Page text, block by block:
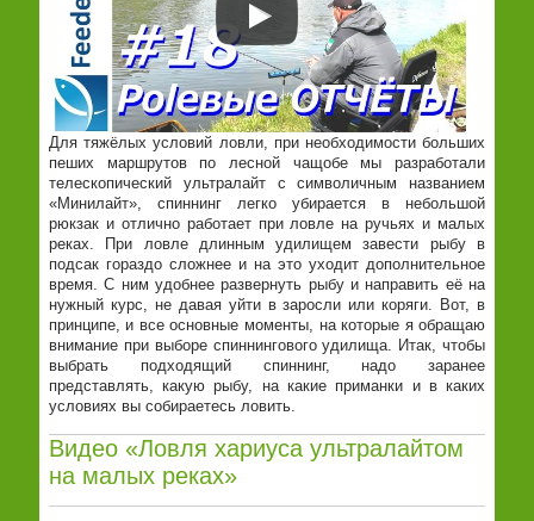
Для тяжёлых условий ловли, при необходимости больших
пеших маршрутов по лесной чащобе мы разработали
телескопический ультралайт с символичным названием
«Минилайт», спиннинг легко убирается в небольшой
рюкзак и отлично работает при ловле на ручьях и малых
реках. При ловле длинным удилищем завести рыбу в
подсак гораздо сложнее и на это уходит дополнительное
время. С ним удобнее развернуть рыбу и направить её на
нужный курс, не давая уйти в заросли или коряги. Вот, в
принципе, и все основные моменты, на которые я обращаю
внимание при выборе спиннингового удилища. Итак, чтобы
выбрать подходящий спиннинг, надо заранее
представлять, какую рыбу, на какие приманки и в каких
условиях вы собираетесь ловить.
Видео «Ловля хариуса ультралайтом
на малых реках»